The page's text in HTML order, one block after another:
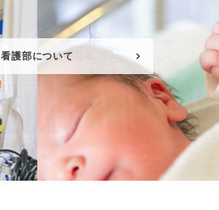
看護部について